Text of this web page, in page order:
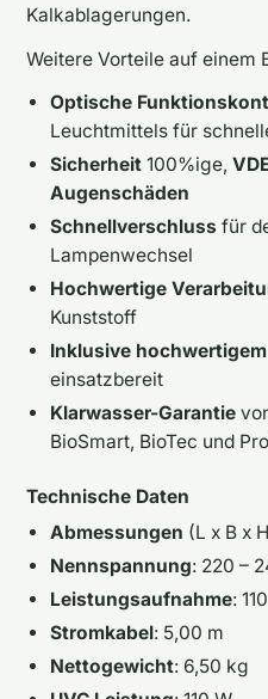
Kalkablagerungen.
Weitere Vorteile auf einem
Optische
Leuchtmittels für
Sicherheit 100%ige,
Augenschäden
Schnellverschluss für
Lampenwechsel
Hochwertige
Kunststoff
Inklusive
einsatzbereit
Klarwasser-Garantie
BioSmart, BioTec und
Technische Daten
Abmessungen (L x B x
Nennspannung: 220 –
Leistungsaufnahme:
Stromkabel: 5,00 m
Nettogewicht: 6,50 kg